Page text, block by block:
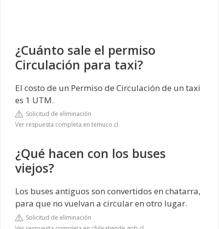
¿Cuánto sale el permiso
Circulación para taxi?
El costo de un Permiso de Circulación de un taxi
es 1 UTM.
Solicitud de eliminación
Ver respuesta completa en temuco.cl
¿Qué hacen con los buses
viejos?
Los buses antiguos son convertidos en chatarra,
para que no vuelvan a circular en otro lugar.
Solicitud de eliminación